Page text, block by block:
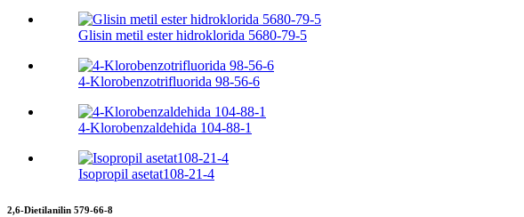
Glisin metil ester hidroklorida 5680-79-5
4-Klorobenzotrifluorida 98-56-6
4-Klorobenzaldehida 104-88-1
Isopropil asetat108-21-4
2,6-Dietilanilin 579-66-8